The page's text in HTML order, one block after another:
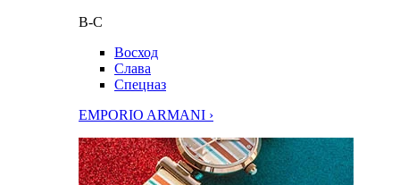
В-С
Восход
Слава
Спецназ
EMPORIO ARMANI ›